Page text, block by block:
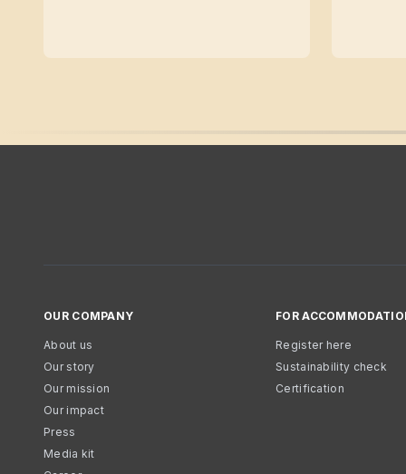
OUR COMPANY
About us
Our story
Our mission
Our impact
Press
Media kit
FOR
Register here
Sustainability check
Certification